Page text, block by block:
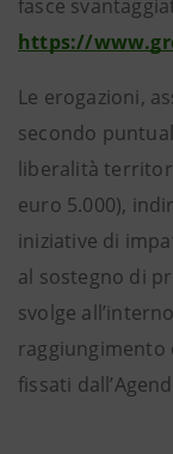
fasce
https://
Le erogazioni,
secondo
liberalità
euro 5.000),
iniziative di
al sostegno di
svolge
raggiungimento
fissati